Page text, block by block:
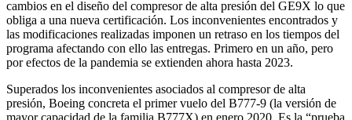
cambios en el diseño del compresor de alta presión del GE9X lo que
obliga a una nueva certificación. Los inconvenientes encontrados y
las modificaciones realizadas imponen un retraso en los tiempos del
programa afectando con ello las entregas. Primero en un año, pero
por efectos de la pandemia se extienden ahora hasta 2023.
Superados los inconvenientes asociados al compresor de alta
presión, Boeing concreta el primer vuelo del B777-9 (la versión de
mayor capacidad de la familia B777X) en enero 2020. Es la “prueba